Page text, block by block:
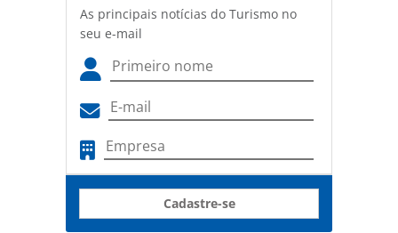
As principais notícias do Turismo no
seu e-mail
Cadastre-se